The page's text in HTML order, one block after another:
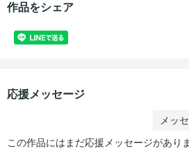
作品をシェア
応援メッセージ
メッ
この作品にはまだ応援メッセージがあり